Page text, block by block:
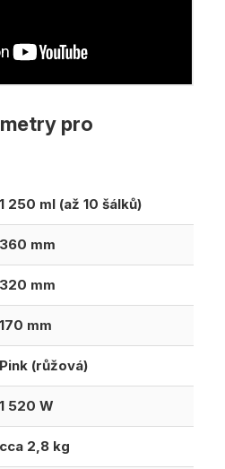
pro
1 250 ml (až 10 šálků)
360 mm
320 mm
170 mm
Pink (růžová)
1 520 W
cca 2,8 kg